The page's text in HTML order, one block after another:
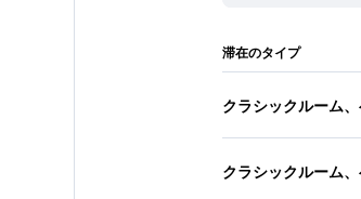
滞在のタイプ
クラシックルーム
クラシックルーム